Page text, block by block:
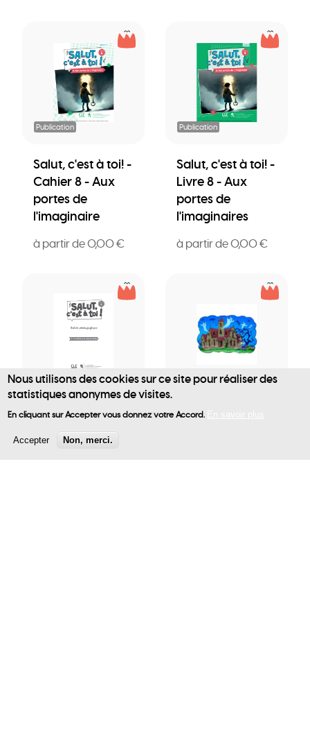
User
account
Publication
Salut, c'est à toi! -
Cahier 8 - Aux
portes de
l'imaginaire
à partir de 0,00 €
Publication
Salut, c'est à toi! -
Livre 8 - Aux
portes de
l'imaginaires
à partir de 0,00 €
Publication
Salut, c'est à toi! -
Guide
pédagogique 7 -
Publication
Salut, c’est à toi! -
Nous utilisons des cookies sur ce site pour réaliser des
statistiques anonymes de visites.
En cliquant sur Accepter vous donnez votre Accord.
Accepter Non, merci.